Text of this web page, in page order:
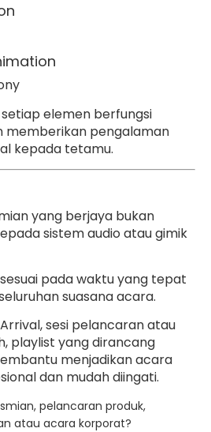
elemen berfungsi
memberikan pengalaman
kepada tetamu.
yang berjaya bukan
sistem audio atau gimik
pada waktu yang tepat
suasana acara.
sesi pelancaran atau
playlist yang dirancang
menjadikan acara
dan mudah diingati.
pelancaran produk,
atau acara korporat?